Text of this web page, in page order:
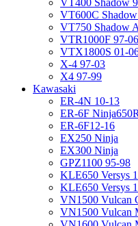
VT400 Shadow
VT600C
VT750 Shadow
VTR1000F 97-06
VTX1800S 01-
X-4 97-03
X4 97-99
Kawasaki
ER-4N 10-13
ER-6F
ER-6F12-16
EX250 Ninja
EX300 Ninja
GPZ1100 95-98
KLE650 Versys
KLE650 Versys
VN1500 Vulcan
VN1500 Vulcan